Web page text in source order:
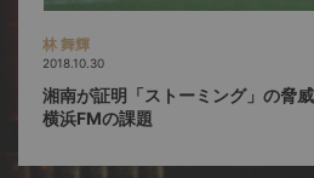
林 舞輝
2018.10.30
湘南が証明「ストーミング」の脅
横浜FMの課題